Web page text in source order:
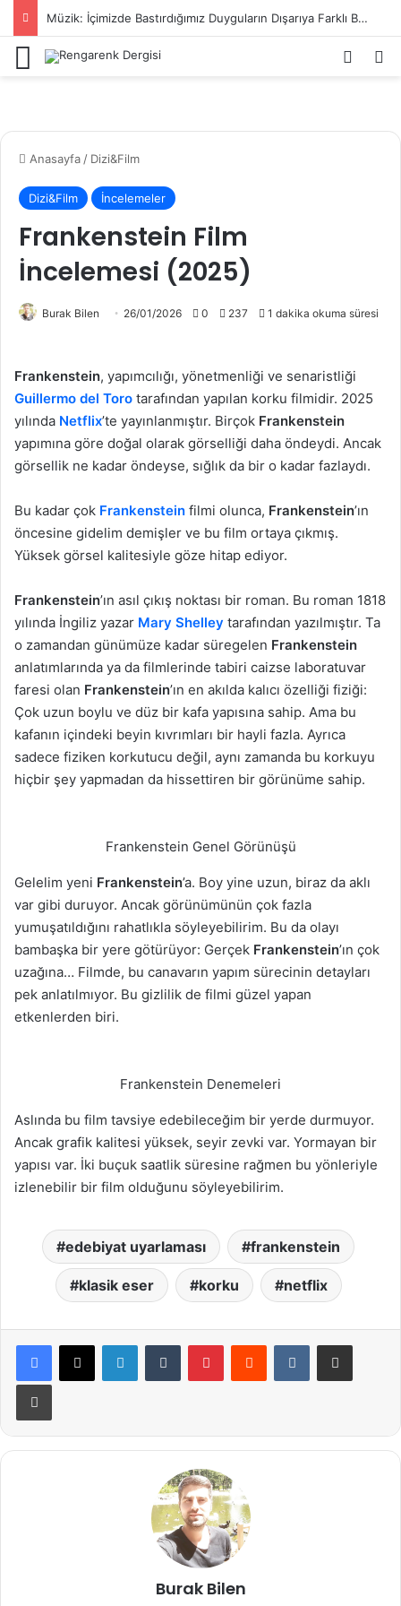
Müzik: İçimizde Bastırdığımız Duyguların Dışarıya Farklı Bir Yansıması Mıdır?
Menü Kayıt
Anasayfa / Dizi&Film
Dizi&Film İncelemeler
Frankenstein Film
İncelemesi (2025)
Burak Bilen 26/01/2026 0 237 1 dakika okuma süresi
Frankenstein, yapımcılığı, yönetmenliği ve senaristliği
Guillermo del Toro tarafından yapılan korku filmidir. 2025
yılında Netflix’te yayınlanmıştır. Birçok Frankenstein
yapımına göre doğal olarak görselliği daha öndeydi. Ancak
görsellik ne kadar öndeyse, sığlık da bir o kadar fazlaydı.
Bu kadar çok Frankenstein filmi olunca, Frankenstein’ın
öncesine gidelim demişler ve bu film ortaya çıkmış.
Yüksek görsel kalitesiyle göze hitap ediyor.
Frankenstein’ın asıl çıkış noktası bir roman. Bu roman 1818
yılında İngiliz yazar Mary Shelley tarafından yazılmıştır. Ta
o zamandan günümüze kadar süregelen Frankenstein
anlatımlarında ya da filmlerinde tabiri caizse laboratuvar
faresi olan Frankenstein’ın en akılda kalıcı özelliği fiziği:
Çok uzun boylu ve düz bir kafa yapısına sahip. Ama bu
kafanın içindeki beyin kıvrımları bir hayli fazla. Ayrıca
sadece fiziken korkutucu değil, aynı zamanda bu korkuyu
hiçbir şey yapmadan da hissettiren bir görünüme sahip.
Frankenstein Genel Görünüşü
Gelelim yeni Frankenstein’a. Boy yine uzun, biraz da aklı
var gibi duruyor. Ancak görünümünün çok fazla
yumuşatıldığını rahatlıkla söyleyebilirim. Bu da olayı
bambaşka bir yere götürüyor: Gerçek Frankenstein’ın çok
uzağına… Filmde, bu canavarın yapım sürecinin detayları
pek anlatılmıyor. Bu gizlilik de filmi güzel yapan
etkenlerden biri.
Frankenstein Denemeleri
Aslında bu film tavsiye edebileceğim bir yerde durmuyor.
Ancak grafik kalitesi yüksek, seyir zevki var. Yormayan bir
yapısı var. İki buçuk saatlik süresine rağmen bu yönleriyle
izlenebilir bir film olduğunu söyleyebilirim.
edebiyat uyarlaması frankenstein
klasik eser korku netflix
LinkedInTumblr PinterestReddit VKontakteE-Posta ile paylaş
Yazdır
Burak Bilen